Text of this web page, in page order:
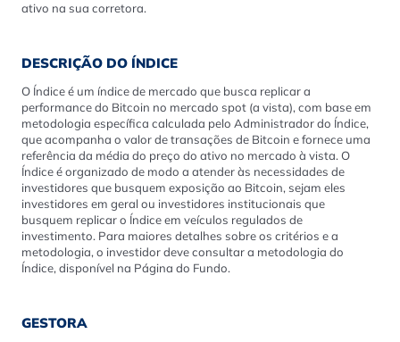
ativo na sua corretora.
DESCRIÇÃO DO ÍNDICE
O Índice é um índice de mercado que busca replicar a
performance do Bitcoin no mercado spot (a vista), com base em
metodologia específica calculada pelo Administrador do Índice,
que acompanha o valor de transações de Bitcoin e fornece uma
referência da média do preço do ativo no mercado à vista. O
Índice é organizado de modo a atender às necessidades de
investidores que busquem exposição ao Bitcoin, sejam eles
investidores em geral ou investidores institucionais que
busquem replicar o Índice em veículos regulados de
investimento. Para maiores detalhes sobre os critérios e a
metodologia, o investidor deve consultar a metodologia do
Índice, disponível na Página do Fundo.
GESTORA